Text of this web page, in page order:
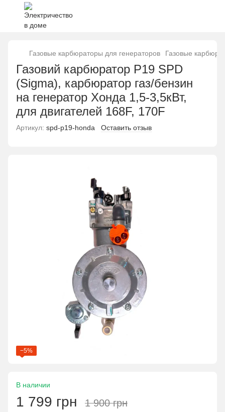
Газовые карбюраторы для генераторов Газовые
Газовий карбюратор P19 SPD
(Sigma), карбюратор газ/бензин
на генератор Хонда 1,5-3,5кВт,
для двигателей 168F, 170F
Артикул: spd-p19-honda Оставить отзыв
−5%
В наличии
1 799 грн 1 900 грн